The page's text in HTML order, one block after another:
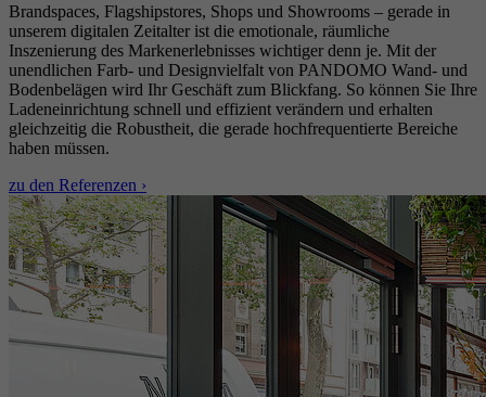
Brandspaces, Flagshipstores, Shops und Showrooms – gerade in
unserem digitalen Zeitalter ist die emotionale, räumliche
Inszenierung des Markenerlebnisses wichtiger denn je. Mit der
unendlichen Farb- und Designvielfalt von PANDOMO Wand- und
Bodenbelägen wird Ihr Geschäft zum Blickfang. So können Sie Ihre
Ladeneinrichtung schnell und effizient verändern und erhalten
gleichzeitig die Robustheit, die gerade hochfrequentierte Bereiche
haben müssen.
zu den Referenzen ›